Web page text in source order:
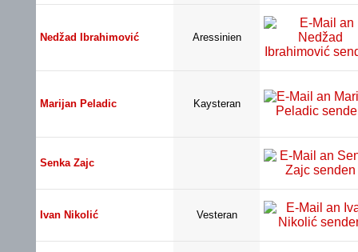
Nedžad Ibrahimović Aressinien
Marijan Peladic Kaysteran
Senka Zajc
Ivan Nikolić Vesteran